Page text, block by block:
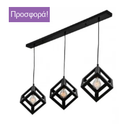
Προσφορά!